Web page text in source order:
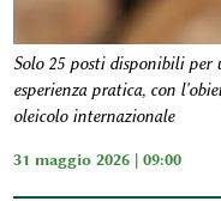
Solo 25 posti disponibili per
esperienza pratica, con
oleicolo internazionale
31 maggio 2026 | 09:00